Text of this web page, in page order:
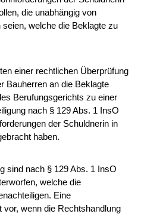
die unabhängig von
welche die Beklagte zu
einer rechtlichen Überprüfung
Bauherren an die Beklagte
Berufungsgerichts zu einer
nach § 129 Abs. 1 InsO
der Schuldnerin in
haben.
sind nach § 129 Abs. 1 InsO
welche die
Eine
vor, wenn die Rechtshandlung